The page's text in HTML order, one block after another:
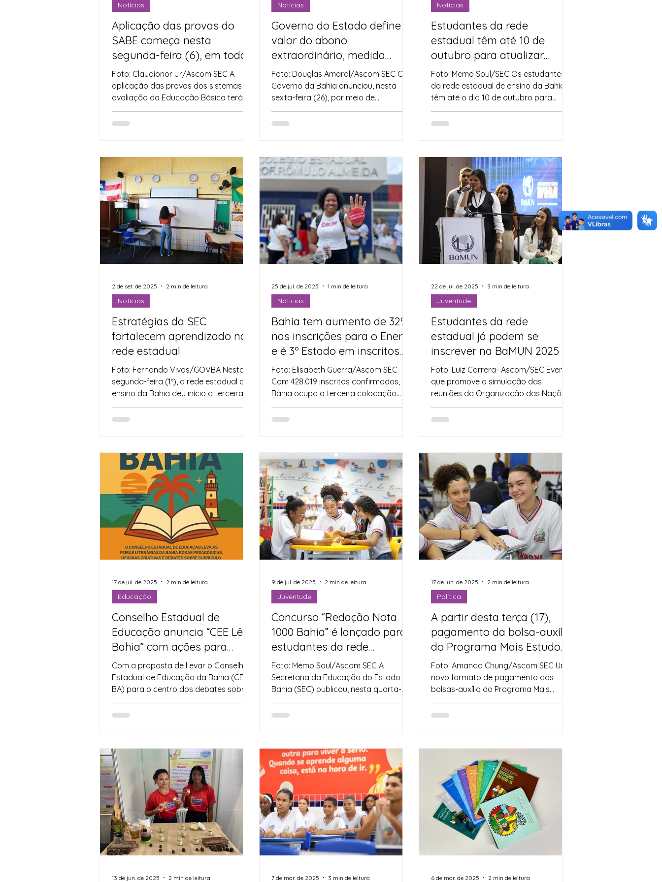
Aplicação das provas do
SABE começa nesta
segunda-feira (6), em toda
a Bahia
Foto: Claudionor Jr/Ascom SEC A
aplicação das provas dos sistemas de
avaliação da Educação Básica terá
início nesta segunda-feira (6),...
Notícias
Governo do Estado define
valor do abono
extraordinário, medida
beneficia 85 mil
profissionais da Educação
Foto: Douglas Amaral/Ascom SEC O
Governo da Bahia anunciou, nesta
sexta-feira (26), por meio de
publicação no Diário Oficial do
Estado...
Notícias
Estudantes da rede
estadual têm até 10 de
outubro para atualizar
cadastro
Foto: Memo Soul/SEC Os estudantes
da rede estadual de ensino da Bahia
têm até o dia 10 de outubro para
realizar a atualização cadastral ...
Notícias
Estratégias da SEC
fortalecem aprendizado na
rede estadual
Foto: Fernando Vivas/GOVBA Nesta
segunda-feira (1º), a rede estadual de
ensino da Bahia deu início a terceira
unidade do ano letivo com...
Notícias
2 de set. de 2025 2 min de leitura
Bahia tem aumento de 32%
nas inscrições para o Enem
e é 3º Estado em inscritos
em todo o Brasil
Foto: Elisabeth Guerra/Ascom SEC
Com 428.019 inscritos confirmados, a
Bahia ocupa a terceira colocação
entre os estados com maior número...
Notícias
25 de jul. de 2025 1 min de leitura
Estudantes da rede
estadual já podem se
inscrever na BaMUN 2025
Foto: Luiz Carrera- Ascom/SEC Evento
que promove a simulação das
reuniões da Organização das Nações
Unidas (ONU) , o Bahia Model United...
Juventude
22 de jul. de 2025 3 min de leitura
Conselho Estadual de
Educação anuncia “CEE Lê a
Bahia” com ações para
fortalecer a arte e a
literatura no currículo
escolar
Com a proposta de l evar o Conselho
Estadual de Educação da Bahia (CEE-
BA) para o centro dos debates sobre
literatura, currículo e...
Educação
17 de jul. de 2025 2 min de leitura
Concurso “Redação Nota
1000 Bahia” é lançado para
estudantes da rede
estadual
Foto: Memo Soul/Ascom SEC A
Secretaria da Educação do Estado da
Bahia (SEC) publicou, nesta quarta-
feira (9), no Diário Oficial, o...
Juventude
9 de jul. de 2025 2 min de leitura
A partir desta terça (17),
pagamento da bolsa-auxílio
do Programa Mais Estudo
será por conta poupança
social
Foto: Amanda Chung/Ascom SEC Um
novo formato de pagamento das
bolsas-auxílio do Programa Mais
Estudo foi instituído pela Secretaria
da...
Política
17 de jun. de 2025 2 min de leitura
13 de jun. de 2025 2 min de leitura 7 de mar. de 2025 3 min de leitura 6 de mar. de 2025 2 min de leitura